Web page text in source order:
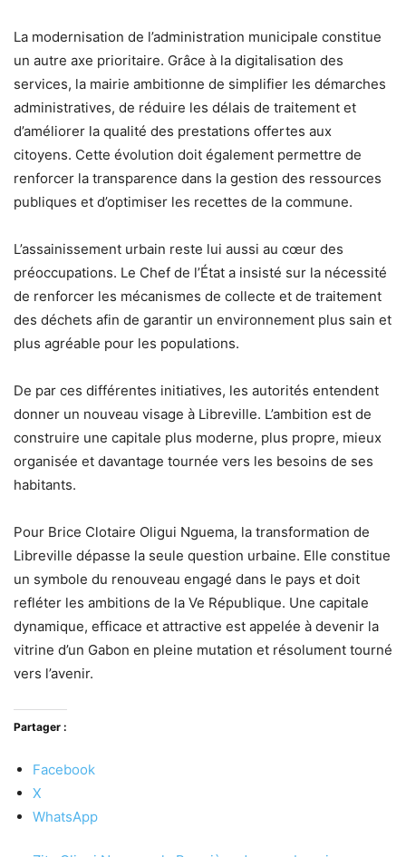
La modernisation de l’administration municipale constitue
un autre axe prioritaire. Grâce à la digitalisation des
services, la mairie ambitionne de simplifier les démarches
administratives, de réduire les délais de traitement et
d’améliorer la qualité des prestations offertes aux
citoyens. Cette évolution doit également permettre de
renforcer la transparence dans la gestion des ressources
publiques et d’optimiser les recettes de la commune.
L’assainissement urbain reste lui aussi au cœur des
préoccupations. Le Chef de l’État a insisté sur la nécessité
de renforcer les mécanismes de collecte et de traitement
des déchets afin de garantir un environnement plus sain et
plus agréable pour les populations.
De par ces différentes initiatives, les autorités entendent
donner un nouveau visage à Libreville. L’ambition est de
construire une capitale plus moderne, plus propre, mieux
organisée et davantage tournée vers les besoins de ses
habitants.
Pour Brice Clotaire Oligui Nguema, la transformation de
Libreville dépasse la seule question urbaine. Elle constitue
un symbole du renouveau engagé dans le pays et doit
refléter les ambitions de la Ve République. Une capitale
dynamique, efficace et attractive est appelée à devenir la
vitrine d’un Gabon en pleine mutation et résolument tourné
vers l’avenir.
Partager :
Facebook
X
WhatsApp